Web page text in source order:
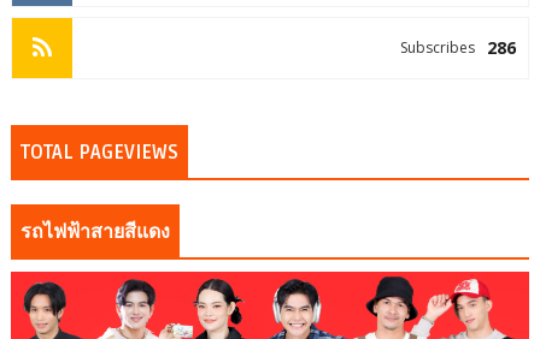
286
Subscribes
TOTAL PAGEVIEWS
รถไฟฟ้าสายสีแดง